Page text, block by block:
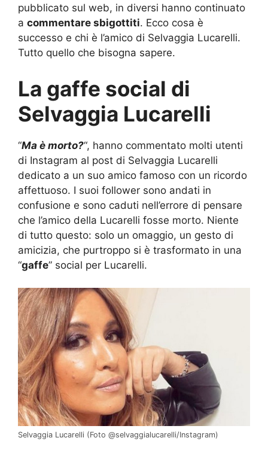
pubblicato sul web, in diversi hanno continuato
a commentare sbigottiti. Ecco cosa è
successo e chi è l’amico di Selvaggia Lucarelli.
Tutto quello che bisogna sapere.
La gaffe social di
Selvaggia Lucarelli
“Ma è morto?“, hanno commentato molti utenti
di Instagram al post di Selvaggia Lucarelli
dedicato a un suo amico famoso con un ricordo
affettuoso. I suoi follower sono andati in
confusione e sono caduti nell’errore di pensare
che l’amico della Lucarelli fosse morto. Niente
di tutto questo: solo un omaggio, un gesto di
amicizia, che purtroppo si è trasformato in una
“gaffe” social per Lucarelli.
Selvaggia Lucarelli (Foto @selvaggialucarelli/Instagram)